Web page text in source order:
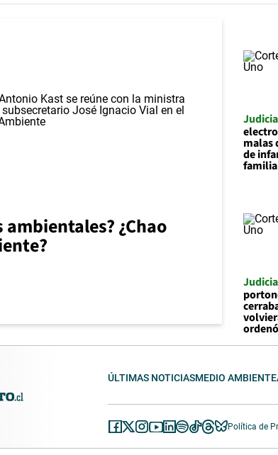
ambientales? ¿Chao
malas
de
ÚLTIMAS NOTICIASMEDIO AMBIENTE
Política de